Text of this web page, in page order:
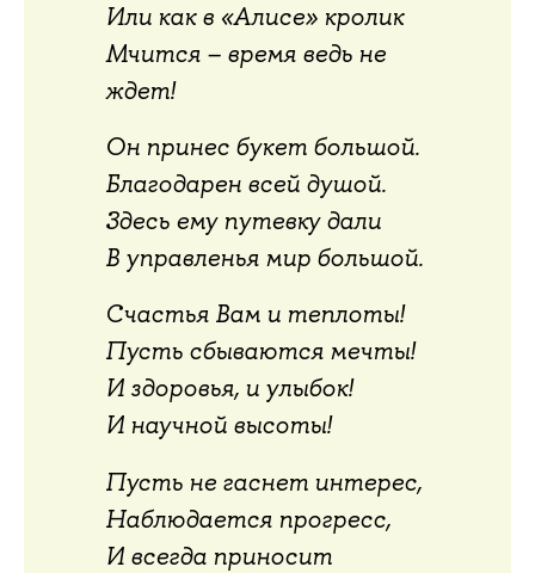
Или как в «Алисе» кролик
Мчится – время ведь не
ждет!
Он принес букет большой.
Благодарен всей душой.
Здесь ему путевку дали
В управленья мир большой.
Счастья Вам и теплоты!
Пусть сбываются мечты!
И здоровья, и улыбок!
И научной высоты!
Пусть не гаснет интерес,
Наблюдается прогресс,
И всегда приносит